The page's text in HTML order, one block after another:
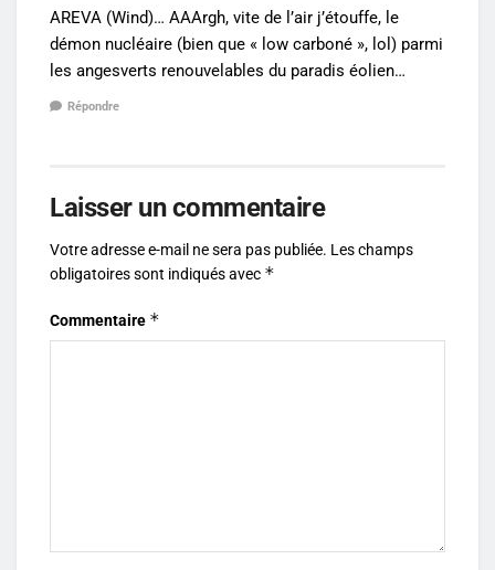
AREVA (Wind)… AAArgh, vite de l’air j’étouffe, le
démon nucléaire (bien que « low carboné », lol) parmi
les angesverts renouvelables du paradis éolien…
Répondre
Laisser un commentaire
Votre adresse e-mail ne sera pas publiée. Les champs
obligatoires sont indiqués avec *
Commentaire *